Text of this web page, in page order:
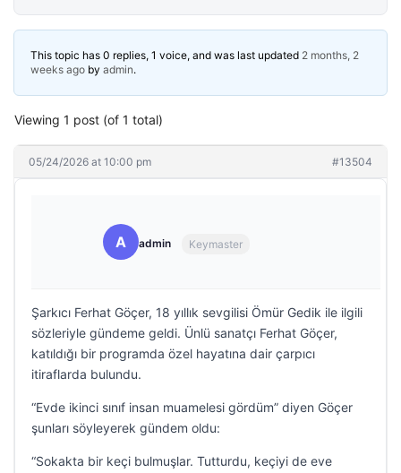
This topic has 0 replies, 1 voice, and was last updated 2 months, 2
weeks ago by admin.
Viewing 1 post (of 1 total)
05/24/2026 at 10:00 pm #13504
A admin Keymaster
Şarkıcı Ferhat Göçer, 18 yıllık sevgilisi Ömür Gedik ile ilgili
sözleriyle gündeme geldi. Ünlü sanatçı Ferhat Göçer,
katıldığı bir programda özel hayatına dair çarpıcı
itiraflarda bulundu.
“Evde ikinci sınıf insan muamelesi gördüm” diyen Göçer
şunları söyleyerek gündem oldu:
“Sokakta bir keçi bulmuşlar. Tutturdu, keçiyi de eve